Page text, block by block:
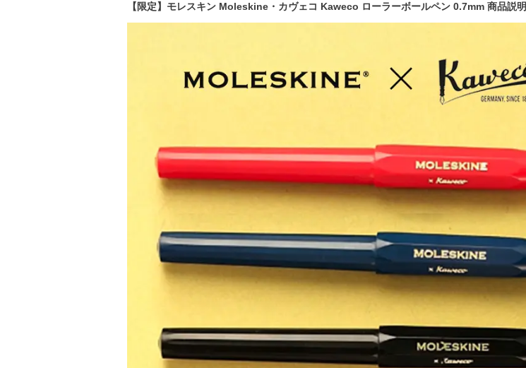
【限定】モレスキン Moleskine・カヴェコ Kaweco ローラーボールペン 0.7mm 商品説明